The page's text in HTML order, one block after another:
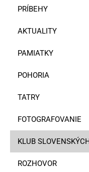
PRÍBEHY
AKTUALITY
PAMIATKY
POHORIA
TATRY
FOTOGRAFOVANIE
KLUB
ROZHOVOR